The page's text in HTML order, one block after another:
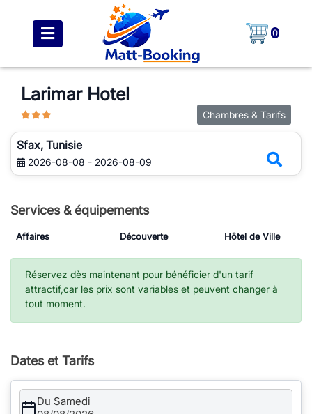
0
Larimar Hotel
Chambres & Tarifs
Sfax, Tunisie
2026-08-08 - 2026-08-09
Services & équipements
Affaires Découverte Hôtel de Ville
Réservez dès maintenant pour bénéficier d'un tarif
attractif,car les prix sont variables et peuvent changer à
tout moment.
Dates et Tarifs
Du Samedi